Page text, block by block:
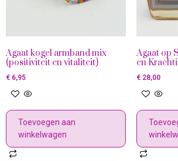
Agaat kogel armband mix
(positiviteit en vitaliteit)
€ 6,95
Toevoegen aan
winkelwagen
Agaat op
en
€28,00